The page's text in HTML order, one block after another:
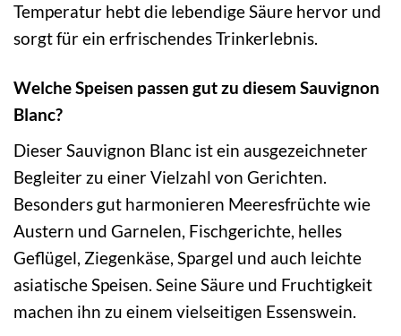
Temperatur hebt die lebendige Säure hervor und
sorgt für ein erfrischendes Trinkerlebnis.
Welche Speisen passen gut zu diesem Sauvignon
Blanc?
Dieser Sauvignon Blanc ist ein ausgezeichneter
Begleiter zu einer Vielzahl von Gerichten.
Besonders gut harmonieren Meeresfrüchte wie
Austern und Garnelen, Fischgerichte, helles
Geflügel, Ziegenkäse, Spargel und auch leichte
asiatische Speisen. Seine Säure und Fruchtigkeit
machen ihn zu einem vielseitigen Essenswein.